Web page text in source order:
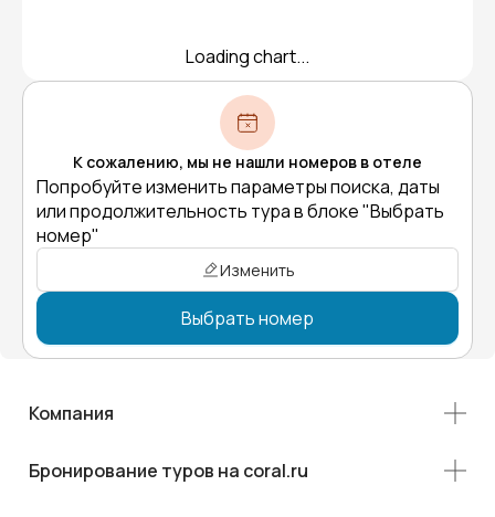
Loading chart...
К сожалению, мы не нашли номеров в отеле
Попробуйте изменить параметры поиска, даты
или продолжительность тура в блоке "Выбрать
номер"
Изменить
Выбрать номер
Компания
Бронирование туров на coral.ru